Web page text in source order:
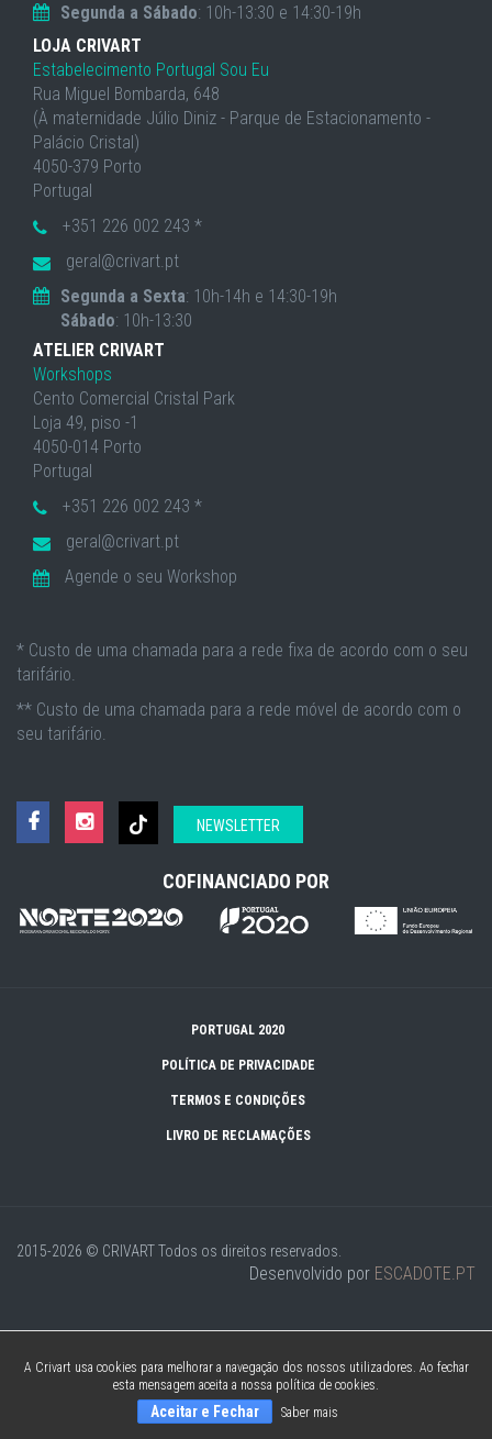
Segunda a Sábado: 10h-13:30 e 14:30-19h
LOJA CRIVART
Estabelecimento Portugal Sou Eu
Rua Miguel Bombarda, 648
(À maternidade Júlio Diniz - Parque de Estacionamento -
Palácio Cristal)
4050-379 Porto
Portugal
+351 226 002 243 *
geral@crivart.pt
Segunda a Sexta: 10h-14h e 14:30-19h
Sábado: 10h-13:30
ATELIER CRIVART
Workshops
Cento Comercial Cristal Park
Loja 49, piso -1
4050-014 Porto
Portugal
+351 226 002 243 *
geral@crivart.pt
Agende o seu Workshop
* Custo de uma chamada para a rede fixa de acordo com o seu
tarifário.
** Custo de uma chamada para a rede móvel de acordo com o
seu tarifário.
NEWSLETTER
COFINANCIADO POR
PORTUGAL 2020
POLÍTICA DE PRIVACIDADE
TERMOS E CONDIÇÕES
LIVRO DE RECLAMAÇÕES
2015-2026 © CRIVARTTodos os direitos reservados.
Desenvolvido por ESCADOTE.PT
A Crivart usa cookies para melhorar a navegação dos nossos utilizadores. Ao fechar
esta mensagem aceita a nossa política de cookies.
Aceitar e Fechar Saber mais